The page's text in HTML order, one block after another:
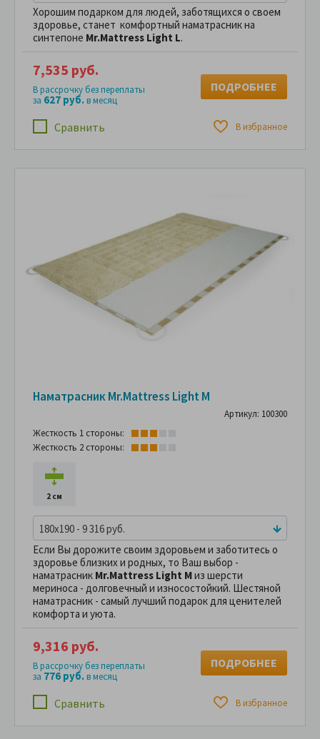
Хорошим подарком для людей, заботящихся о своем
здоровье, станет комфортный наматрасник на
синтепоне Mr.Mattress Light L.
Сравнить В избранное
7,535 руб.
В рассрочку без переплаты
за 627 руб.в месяц
ПОДРОБНЕЕ
Наматрасник Mr.Mattress Light M
Артикул: 100300
Жесткость 1 стороны:
Жесткость 2 стороны:
2 см
180x190 - 9 316 руб.
Если Вы дорожите своим здоровьем и заботитесь о
здоровье близких и родных, то Ваш выбор -
наматрасник Mr.Mattress Light Mиз шерсти
мериноса - долговечный и износостойкий. Шестяной
наматрасник - самый лучший подарок для ценителей
комфорта и уюта.
Сравнить В избранное
9,316 руб.
В рассрочку без переплаты
за 776 руб.в месяц
ПОДРОБНЕЕ